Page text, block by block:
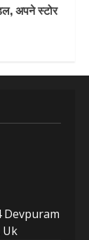
अपने स्टोर
Devpuram
Uk